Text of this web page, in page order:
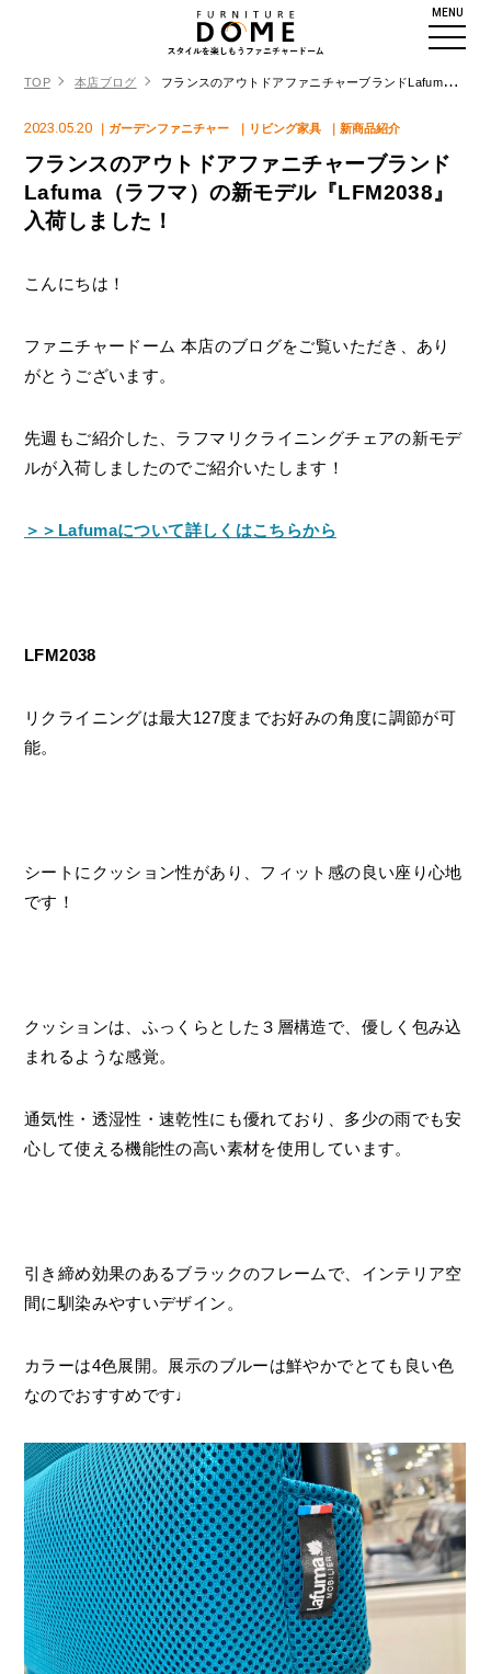
MENU
TOP 本店ブログ フランスのアウトドアファニチャーブランドLafuma（ラフマ）の新モデル『LFM2038』入荷しました！
2023.05.20 ｜ガーデンファニチャー ｜リビング家具 ｜新商品紹介
フランスのアウトドアファニチャーブランド
Lafuma（ラフマ）の新モデル『LFM2038』
入荷しました！
こんにちは！
ファニチャードーム 本店のブログをご覧いただき、あり
がとうございます。
先週もご紹介した、ラフマリクライニングチェアの新モデ
ルが入荷しましたのでご紹介いたします！
＞＞Lafumaについて詳しくはこちらから
LFM2038
リクライニングは最大127度までお好みの角度に調節が可
能。
シートにクッション性があり、フィット感の良い座り心地
です！
クッションは、ふっくらとした３層構造で、優しく包み込
まれるような感覚。
通気性・透湿性・速乾性にも優れており、多少の雨でも安
心して使える機能性の高い素材を使用しています。
引き締め効果のあるブラックのフレームで、インテリア空
間に馴染みやすいデザイン。
カラーは4色展開。展示のブルーは鮮やかでとても良い色
なのでおすすめです♩